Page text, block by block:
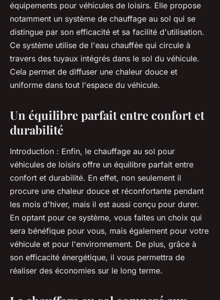
équipements pour véhicules de loisirs. Elle propose
notamment un système de chauffage au sol qui se
distingue par son efficacité et sa facilité d'utilisation.
Ce système utilise de l'eau chauffée qui circule à
travers des tuyaux intégrés dans le sol du véhicule.
Cela permet de diffuser une chaleur douce et
uniforme dans tout l'espace du véhicule.
Un équilibre parfait entre confort et
durabilité
Introduction : Enfin, le chauffage au sol pour
véhicules de loisirs offre un équilibre parfait entre
confort et durabilité. En effet, non seulement il
procure une chaleur douce et réconfortante pendant
les mois d'hiver, mais il est aussi conçu pour durer.
En optant pour ce système, vous faites un choix qui
sera bénéfique pour vous, mais également pour votre
véhicule et pour l'environnement. De plus, grâce à
son efficacité énergétique, il vous permettra de
réaliser des économies sur le long terme.